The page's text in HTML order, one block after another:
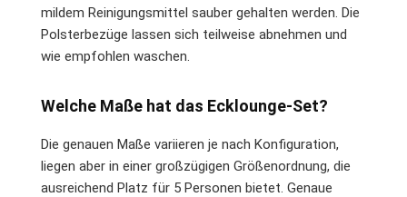
mildem Reinigungsmittel sauber gehalten werden. Die
Polsterbezüge lassen sich teilweise abnehmen und
wie empfohlen waschen.
Welche Maße hat das Ecklounge-Set?
Die genauen Maße variieren je nach Konfiguration,
liegen aber in einer großzügigen Größenordnung, die
ausreichend Platz für 5 Personen bietet. Genaue